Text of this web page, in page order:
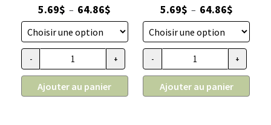
5.69$ – 64.86$
de
prix :
5.69$
à
64.86$
quantité
de
ACANA
- +
Ajouter au panier
5.69$ – 64.86$Plage
de
prix :
5.69$
à
64.86$
quantité
de
ACANA
- +
Ajouter au panier